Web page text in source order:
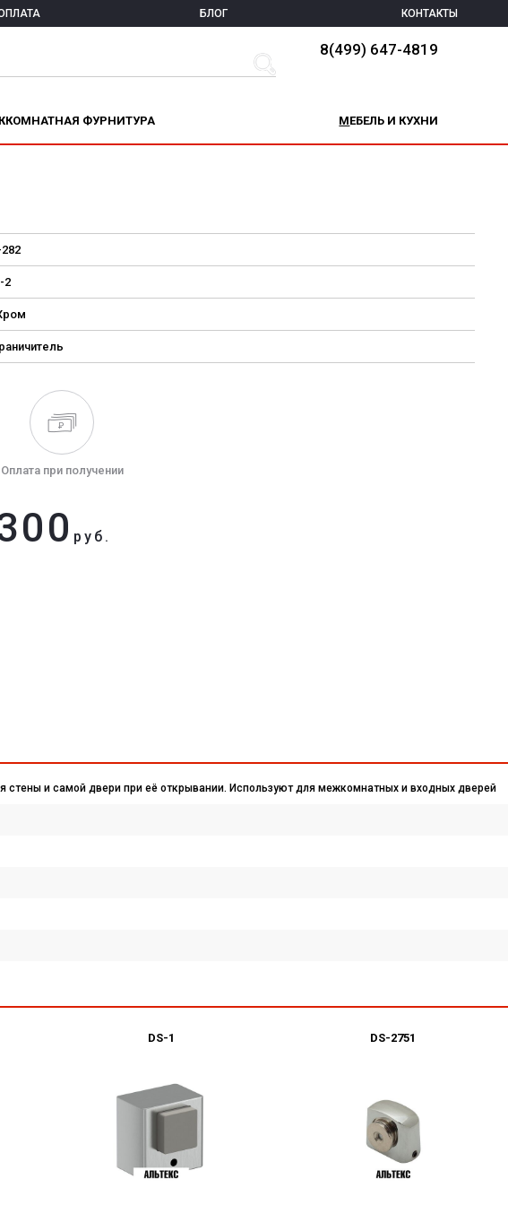
БЛОГ КОНТАКТЫ
8(499) 647-4819
ФУРНИТУРА МЕБЕЛЬ И КУХНИ
2
Оплата при получении
руб.
и самой двери при её открывании. Используют для межкомнатных и входных дверей
DS-1 DS-2751